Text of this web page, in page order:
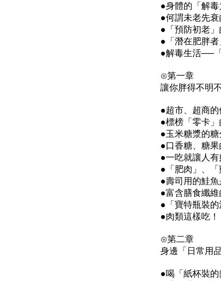
●身體的「解
●何謂未老先
●「預防初老
●「潛在肥胖
●解毒生活──
⊙第一章
讓你胖得不明
●超市、超商
●標榜「零卡
●玉米糖漿的
●口香糖、糖
●一吃就讓人
●「肥肉」、
●壽司用的鮭
●富含膳食纖
●「寶特瓶裝
●肉類這樣吃
⊙第二章
身邊「日常用
●喝「紙杯裝